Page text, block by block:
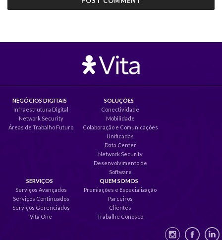
NEGÓCIOS DIGITAIS
Infraestrutura Digital
Network Security
Áreas de Trabalho Futuro
SOLUÇÕES
Conectividade
Mobilidade
Colaboração e Comunicações
Unificadas
Data Center
Network Security
Desenvolvimento de
Software
SERVIÇOS
Serviços Avançados
Serviços Continuados
Serviços Gerenciados
Vita One
QUEM SOMOS
Premiações e Especialização
Parceiros
Clientes
Trabalhe Conosco